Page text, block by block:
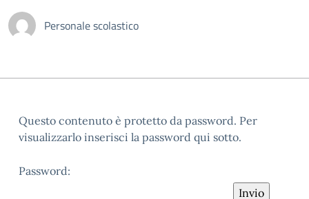
Personale scolastico
Questo contenuto è protetto da password. Per
visualizzarlo inserisci la password qui sotto.
Password: